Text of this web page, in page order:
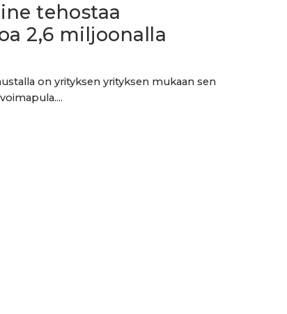
tehostaa
2,6 miljoonalla
on yrityksen yrityksen mukaan sen